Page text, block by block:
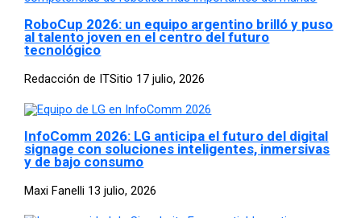
RoboCup 2026: un equipo argentino brilló y puso
al talento joven en el centro del futuro
tecnológico
Redacción de ITSitio 17 julio, 2026
InfoComm 2026: LG anticipa el futuro del digital
signage con soluciones inteligentes, inmersivas
y de bajo consumo
Maxi Fanelli 13 julio, 2026